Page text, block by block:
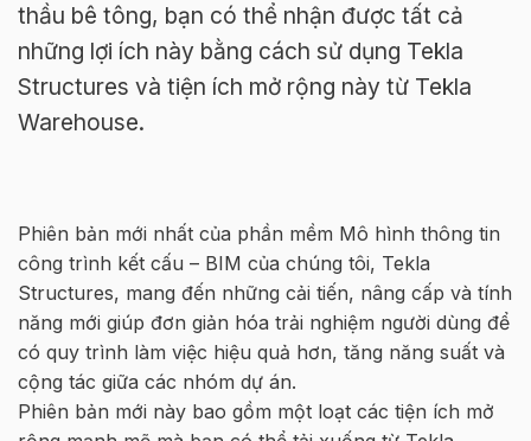
thầu bê tông, bạn có thể nhận được tất cả
những lợi ích này bằng cách sử dụng Tekla
Structures và tiện ích mở rộng này từ Tekla
Warehouse.
Phiên bản mới nhất của phần mềm Mô hình thông tin
công trình kết cấu – BIM của chúng tôi, Tekla
Structures, mang đến những cải tiến, nâng cấp và tính
năng mới giúp đơn giản hóa trải nghiệm người dùng để
có quy trình làm việc hiệu quả hơn, tăng năng suất và
cộng tác giữa các nhóm dự án.
Phiên bản mới này bao gồm một loạt các tiện ích mở